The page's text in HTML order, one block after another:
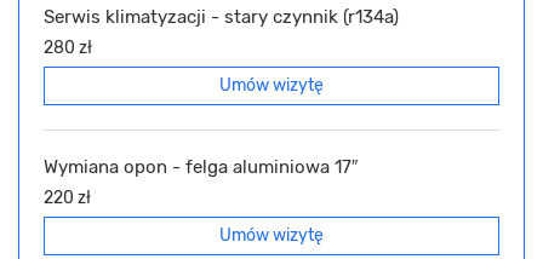
Serwis klimatyzacji - stary czynnik (r134a)
280 zł
Umów wizytę
Wymiana opon - felga aluminiowa 17″
220 zł
Umów wizytę